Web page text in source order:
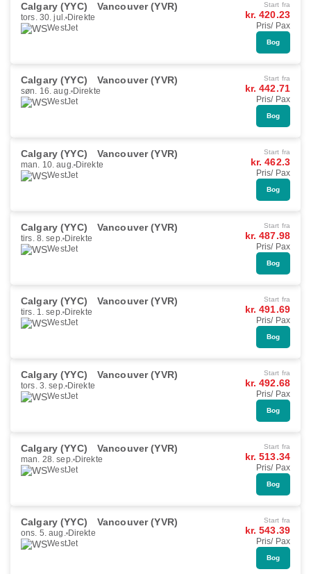
Calgary (YYC) Vancouver (YVR)
tors. 30. jul. Direkte
WestJet
Start fra
kr. 420.23
Pris/ Pax
Bog
Calgary (YYC) Vancouver (YVR)
søn. 16. aug. Direkte
WestJet
Start fra
kr. 442.71
Pris/ Pax
Bog
Calgary (YYC) Vancouver (YVR)
man. 10. aug. Direkte
WestJet
Start fra
kr. 462.3
Pris/ Pax
Bog
Calgary (YYC) Vancouver (YVR)
tirs. 8. sep. Direkte
WestJet
Start fra
kr. 487.98
Pris/ Pax
Bog
Calgary (YYC) Vancouver (YVR)
tirs. 1. sep. Direkte
WestJet
Start fra
kr. 491.69
Pris/ Pax
Bog
Calgary (YYC) Vancouver (YVR)
tors. 3. sep. Direkte
WestJet
Start fra
kr. 492.68
Pris/ Pax
Bog
Calgary (YYC) Vancouver (YVR)
man. 28. sep. Direkte
WestJet
Start fra
kr. 513.34
Pris/ Pax
Bog
Calgary (YYC) Vancouver (YVR)
ons. 5. aug. Direkte
WestJet
Start fra
kr. 543.39
Pris/ Pax
Bog